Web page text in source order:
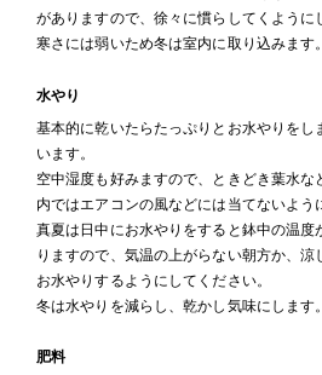
がありますので、徐々に慣らしてくように
寒さには弱いため冬は室内に取り込みます
水やり
基本的に乾いたらたっぷりとお水やりを
います。
空中湿度も好みますので、ときどき葉水
内ではエアコンの風などには当てないよう
真夏は日中にお水やりをすると鉢中の温度
りますので、気温の上がらない朝方か、
お水やりするようにしてください。
冬は水やりを減らし、乾かし気味にします。
肥料